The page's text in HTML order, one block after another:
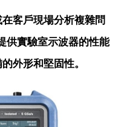
客戶現場分析複雜問
供實驗室示波器的性能
外形和堅固性。